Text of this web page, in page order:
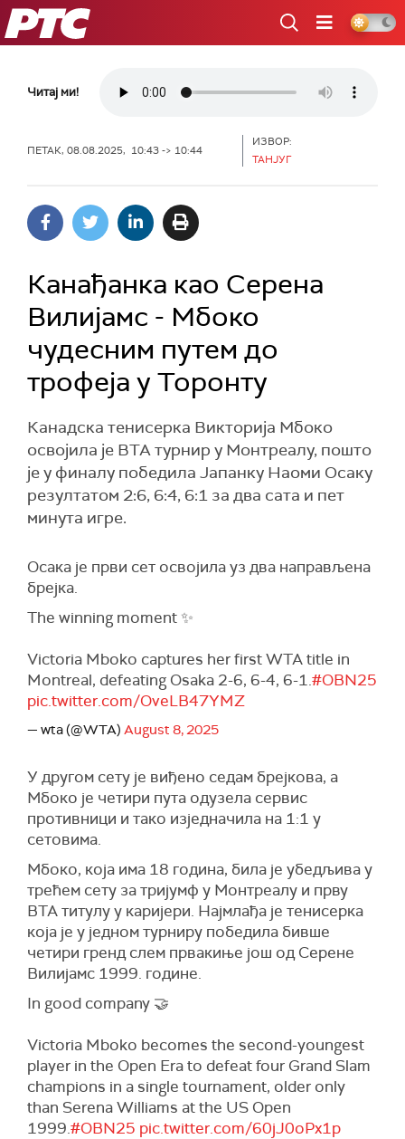
РТС
Читај ми!
ПЕТАК, 08.08.2025, 10:43 -> 10:44
ИЗВОР:
ТАНЈУГ
Канађанка као Серена
Вилијамс - Мбоко
чудесним путем до
трофеја у Торонту
Канадска тенисерка Викторија Мбоко
освојила је ВТА турнир у Монтреалу, пошто
је у финалу победила Јапанку Наоми Осаку
резултатом 2:6, 6:4, 6:1 за два сата и пет
минута игре.
Осака је први сет освојила уз два направљена
брејка.
The winning moment ✨
Victoria Mboko captures her first WTA title in
Montreal, defeating Osaka 2-6, 6-4, 6-1.#OBN25
pic.twitter.com/OveLB47YMZ
— wta (@WTA) August 8, 2025
У другом сету је виђено седам брејкова, а
Мбоко је четири пута одузела сервис
противници и тако изједначила на 1:1 у
сетовима.
Мбоко, која има 18 година, била је убедљива у
трећем сету за тријумф у Монтреалу и прву
ВТА титулу у каријери. Најмлађа је тенисерка
која је у једном турниру победила бивше
четири гренд слем првакиње још од Серене
Вилијамс 1999. године.
In good company 🤝
Victoria Mboko becomes the second-youngest
player in the Open Era to defeat four Grand Slam
champions in a single tournament, older only
than Serena Williams at the US Open
1999.#OBN25 pic.twitter.com/60jJ0oPx1p